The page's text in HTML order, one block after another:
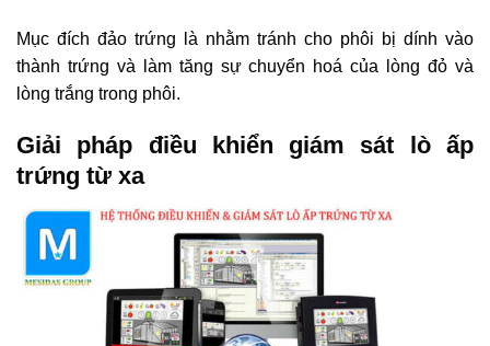
Mục đích đảo trứng là nhằm tránh cho phôi bị dính vào
thành trứng và làm tăng sự chuyển hoá của lòng đỏ và
lòng trắng trong phôi.
Giải pháp điều khiển giám sát lò ấp
trứng từ xa